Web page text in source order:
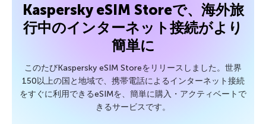
Kaspersky eSIM Storeで、海外旅
行中のインターネット接続がより
簡単に
このたびKaspersky eSIM Storeをリリースしました。世界
150以上の国と地域で、携帯電話によるインターネット接続
をすぐに利用できるeSIMを、簡単に購入・アクティベートで
きるサービスです。